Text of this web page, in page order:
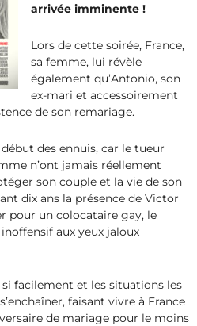
arrivée imminente !
Lors de cette soirée, France,
sa femme, lui révèle
également qu’Antonio, son
ex-mari et accessoirement
de son remariage.
des ennuis, car le tueur
n’ont jamais réellement
son couple et la vie de son
dix ans la présence de Victor
pour un colocataire gay, le
aux yeux jaloux
si facilement et les situations les
faisant vivre à France
de mariage pour le moins